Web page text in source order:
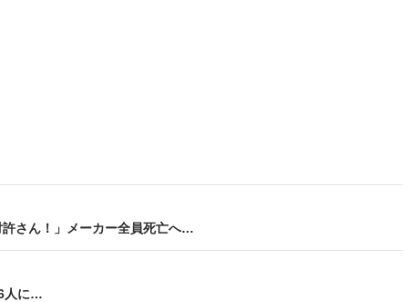
許さん！」メーカー全員死亡へ…
人に…